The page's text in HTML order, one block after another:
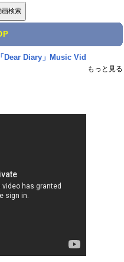
Dear Diary」Music Vid
もっと見る